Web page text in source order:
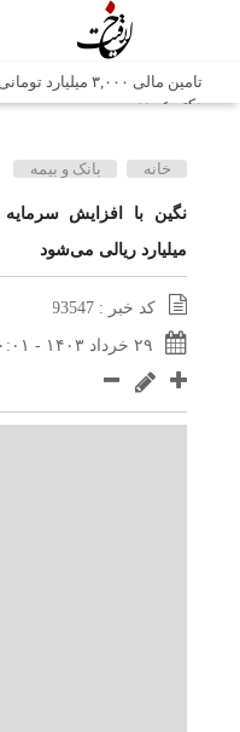
تامین مالی ۳,۰۰۰
دکتر عبیدی
شش وزیر کابینه پاکستان با
اتابک: ظرفیت های جدید
محوریت بخش خصوصی فعال
در مسیر جا‌مانده‌ها، دل‌ها به
وزیر صمت خواستار پیگیری
شد / تجارت ۱۰ میلیارد دلاری ایران و پاکستان
خانه بانک و بیمه
میلیارد ریالی می‌شود
کد خبر : 93547
۲۹ خرداد ۱۴۰۳ - ۲۰:۰۱ - ۱۸ ژوئن ۲۰۲۴ - ۲۰:۰۱